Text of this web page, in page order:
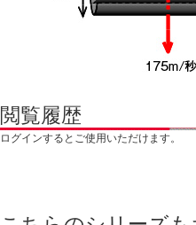
閲覧履歴
ログインするとご使用いただけます。